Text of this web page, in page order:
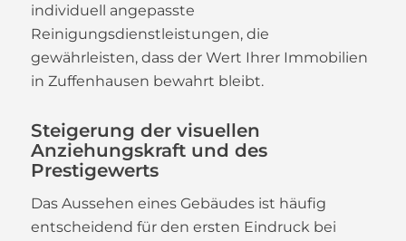
individuell angepasste
Reinigungsdienstleistungen, die
gewährleisten, dass der Wert Ihrer Immobilien
in Zuffenhausen bewahrt bleibt.
Steigerung der visuellen
Anziehungskraft und des
Prestigewerts
Das Aussehen eines Gebäudes ist häufig
entscheidend für den ersten Eindruck bei